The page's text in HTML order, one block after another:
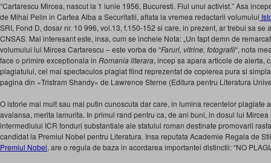
“Cartarescu Mircea, nascut la 1 iunie 1956, Bucuresti. Fiul unui activist.” Asa
de Mihai Pelin in Cartea Alba a Securitatii, aflata la vremea redactarii volumului
SRI, Fond D, dosar nr. 10 996, vol.13, f.150-152 si care, in prezent, ar trebui sa
CNSAS. Mai interesant este, insa, cum se incheie Nota: „Un fapt demn de
volumului lui Mircea Cartarescu – este vorba de “Faruri, vitrine, fotografii“, nota
face o primire exceptionala in Romania literara, incep sa apara articole de alerta,
plagiatului, cel mai spectaculos plagiat fiind reprezentat de copierea pura si
pagina din «Tristram Shandy» de Lawrence Sterne (Editura pentru Literatura
O istorie mai mult sau mai putin cunoscuta dar care, in lumina recentelor plagiate
avalansa, merita lamurita. In primul rand pentru ca, de ani buni, in dosul lui
intermediului ICR fonduri substantiale ale statului roman destinate promovarii
candidat la Premiul Nobel pentru Literatura. Insa reputata Academie Regala de
Premiul Nobel, are o regula de baza in acordarea importantei distinctii: “NO